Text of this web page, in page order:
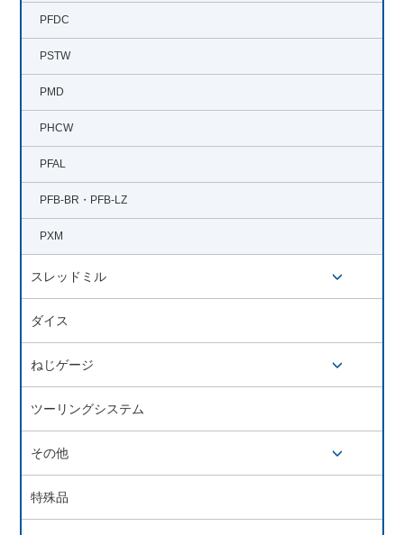
PFDC
PSTW
PMD
PHCW
PFAL
PFB-BR・PFB-LZ
PXM
スレッドミル
ダイス
ねじゲージ
ツーリングシステム
その他
特殊品